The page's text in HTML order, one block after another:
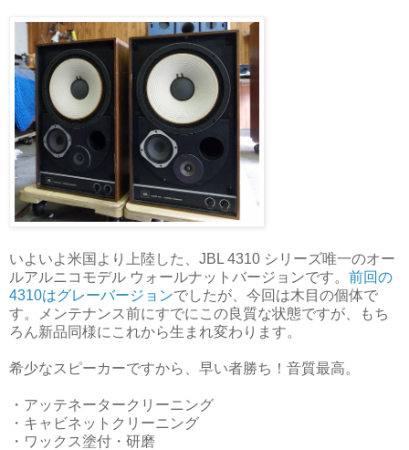
いよいよ米国より上陸した、JBL 4310 シリーズ唯一のオー
ルアルニコモデル ウォールナットバージョンです。 前回の
4310はグレーバージョンでしたが、今回は木目の個体で
す。メンテナンス前にすでにこの良質な状態ですが、もち
ろん新品同様にこれから生まれ変わります。
希少なスピーカーですから、早い者勝ち！音質最高。
・アッテネータークリーニング
・キャビネットクリーニング
・ワックス塗付・研磨